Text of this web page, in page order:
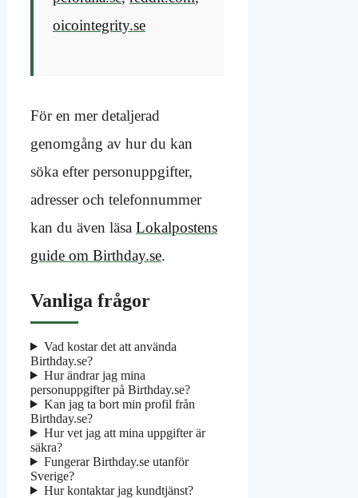
oicointegrity.se
För en mer detaljerad
genomgång av hur du kan
söka efter personuppgifter,
adresser och telefonnummer
kan du även läsa Lokalpostens
guide om Birthday.se.
Vanliga frågor
Vad kostar det att använda
Birthday.se?
Hur ändrar jag mina
personuppgifter på Birthday.se?
Kan jag ta bort min profil från
Birthday.se?
Hur vet jag att mina uppgifter är
säkra?
Fungerar Birthday.se utanför
Sverige?
Hur kontaktar jag kundtjänst?